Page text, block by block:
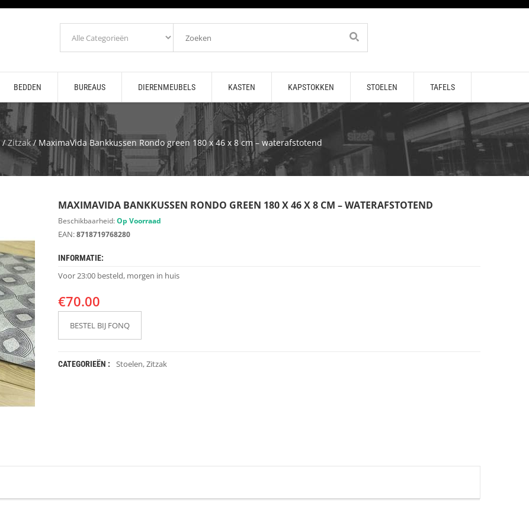
BEDDEN BUREAUS DIERENMEUBELS KASTEN KAPSTOKKEN STOELEN TAFELS
/Zitzak/ MaximaVida Bankkussen Rondo green 180 x 46 x 8 cm – waterafstotend
MAXIMAVIDA BANKKUSSEN RONDO GREEN 180 X 46 X 8 CM – WATERAFSTOTEND
Beschikbaarheid:Op Voorraad
EAN:8718719768280
INFORMATIE:
Voor 23:00 besteld, morgen in huis
€70.00
BESTEL BIJ FONQ
CATEGORIEËN : Stoelen,Zitzak